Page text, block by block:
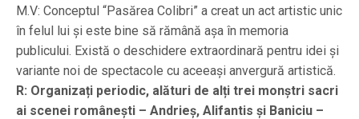
M.V: Conceptul “Pasărea Colibri” a creat un act artistic unic
în felul lui și este bine să rămână așa în memoria
publicului. Există o deschidere extraordinară pentru idei și
variante noi de spectacole cu aceeași anvergură artistică.
R: Organizați periodic, alături de alți trei monștri sacri
ai scenei românești – Andrieș, Alifantis și Baniciu –